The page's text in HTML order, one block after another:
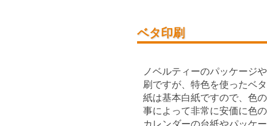
ベタ印刷
ノベルティーのパッケージ
刷ですが、特色を使ったベ
紙は基本白紙ですので、色
事によって非常に安価に色